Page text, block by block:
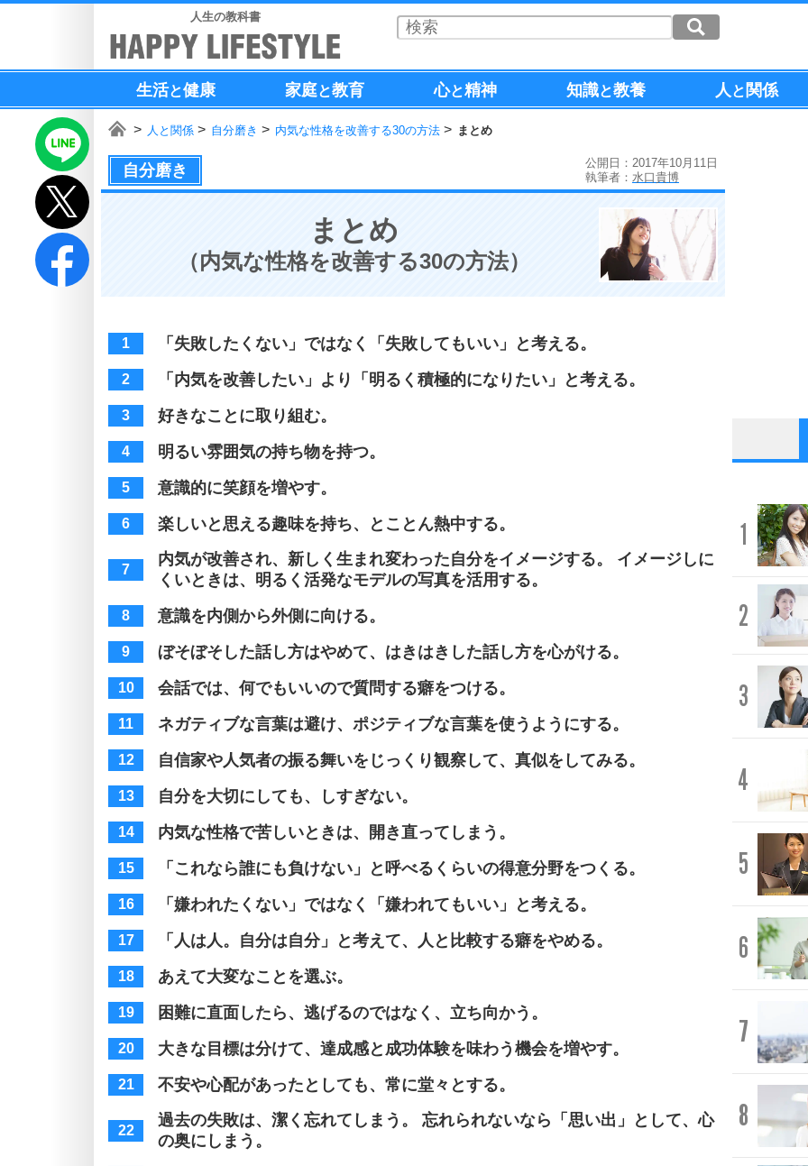
人生の教科書
生活と健康 家庭と教育 心と精神 知識と教養 人と 関係
人と関係 自分磨き 内気な性格を改善する30の方法 まとめ
自分磨き
公開日：2017年10月11日
執筆者： 水口貴博
まとめ
（内気な性格を改善する30の方法）
「失敗したくない」ではなく「失敗してもいい」と考える。
「内気を改善したい」より「明るく積極的になりたい」と考える。
好きなことに取り組む。
明るい雰囲気の持ち物を持つ。
意識的に笑顔を増やす。
楽しいと思える趣味を持ち、とことん熱中する。
内気が改善され、新しく生まれ変わった自分をイメージする。 イメージしに
くいときは、明るく活発なモデルの写真を活用する。
意識を内側から外側に向ける。
ぼそぼそした話し方はやめて、はきはきした話し方を心がける。
会話では、何でもいいので質問する癖をつける。
ネガティブな言葉は避け、ポジティブな言葉を使うようにする。
自信家や人気者の振る舞いをじっくり観察して、真似をしてみる。
自分を大切にしても、しすぎない。
内気な性格で苦しいときは、開き直ってしまう。
「これなら誰にも負けない」と呼べるくらいの得意分野をつくる。
「嫌われたくない」ではなく「嫌われてもいい」と考える。
「人は人。自分は自分」と考えて、人と比較する癖をやめる。
あえて大変なことを選ぶ。
困難に直面したら、逃げるのではなく、立ち向かう。
大きな目標は分けて、達成感と成功体験を味わう機会を増やす。
不安や心配があったとしても、常に堂々とする。
過去の失敗は、潔く忘れてしまう。 忘れられないなら「思い出」として、心
の奥にしまう。
1
2
3
4
5
6
7
8